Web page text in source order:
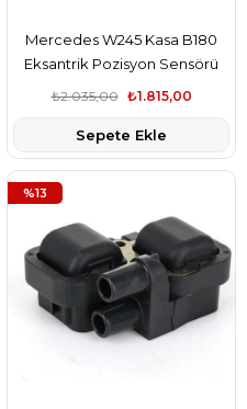
Mercedes W245 Kasa B180
Eksantrik Pozisyon Sensörü
Ngk Marka A2729050043
₺1.815,00
₺2.035,00
Sepete Ekle
%13